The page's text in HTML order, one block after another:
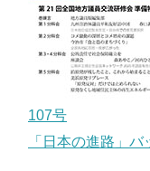
107号
「日本の進路」